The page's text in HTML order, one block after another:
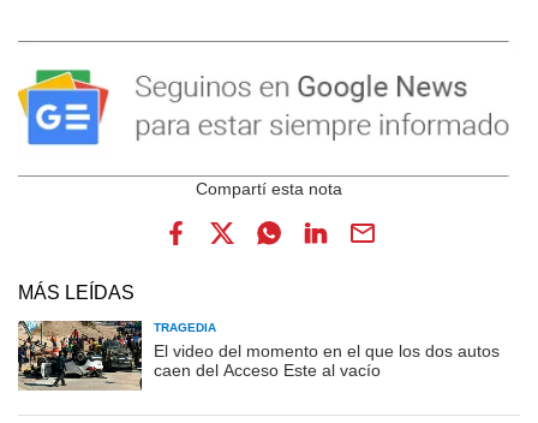
MÁS LEÍDAS
TRAGEDIA
El video del momento en el que los dos autos
caen del Acceso Este al vacío